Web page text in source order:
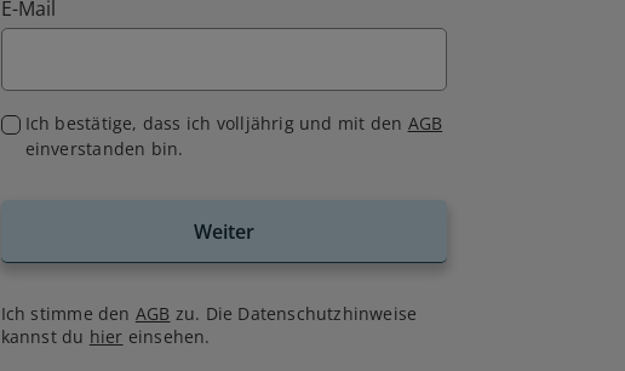
E-Mail
Ich bestätige, dass ich volljährig und mit den AGB
einverstanden bin.
Weiter
Ich stimme den AGB zu. Die Datenschutzhinweise
kannst du hier einsehen.